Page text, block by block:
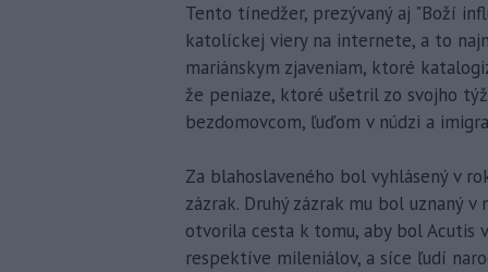
Tento tínedžer, prezývaný aj "Boží
katolíckej viery na internete, a to
mariánskym zjaveniam, ktoré
že peniaze, ktoré ušetril zo svojho
bezdomovcom, ľuďom v núdzi a
Za blahoslaveného bol vyhlásený v
zázrak. Druhý zázrak mu bol uznaný
otvorila cesta k tomu, aby bol Acutis
respektíve mileniálov, a síce ľudí